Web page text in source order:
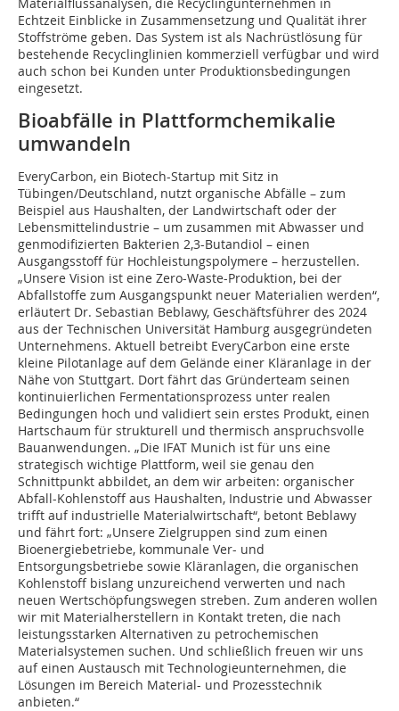
Echtzeit Einblicke in Zusammensetzung und Qualität ihrer
Stoffströme geben. Das System ist als Nachrüstlösung für
bestehende Recyclinglinien kommerziell verfügbar und wird
auch schon bei Kunden unter Produktionsbedingungen
eingesetzt.
Bioabfälle in Plattformchemikalie
umwandeln
EveryCarbon, ein Biotech-Startup mit Sitz in
Tübingen/Deutschland, nutzt organische Abfälle – zum
Beispiel aus Haushalten, der Landwirtschaft oder der
Lebensmittelindustrie – um zusammen mit Abwasser und
genmodifizierten Bakterien 2,3-Butandiol – einen
Ausgangsstoff für Hochleistungspolymere – herzustellen.
„Unsere Vision ist eine Zero-Waste-Produktion, bei der
Abfallstoffe zum Ausgangspunkt neuer Materialien werden“,
erläutert Dr. Sebastian Beblawy, Geschäftsführer des 2024
aus der Technischen Universität Hamburg ausgegründeten
Unternehmens. Aktuell betreibt EveryCarbon eine erste
kleine Pilotanlage auf dem Gelände einer Kläranlage in der
Nähe von Stuttgart. Dort fährt das Gründerteam seinen
kontinuierlichen Fermentationsprozess unter realen
Bedingungen hoch und validiert sein erstes Produkt, einen
Hartschaum für strukturell und thermisch anspruchsvolle
Bauanwendungen. „Die IFAT Munich ist für uns eine
strategisch wichtige Plattform, weil sie genau den
Schnittpunkt abbildet, an dem wir arbeiten: organischer
Abfall-Kohlenstoff aus Haushalten, Industrie und Abwasser
trifft auf industrielle Materialwirtschaft“, betont Beblawy
und fährt fort: „Unsere Zielgruppen sind zum einen
Bioenergiebetriebe, kommunale Ver- und
Entsorgungsbetriebe sowie Kläranlagen, die organischen
Kohlenstoff bislang unzureichend verwerten und nach
neuen Wertschöpfungswegen streben. Zum anderen wollen
wir mit Materialherstellern in Kontakt treten, die nach
leistungsstarken Alternativen zu petrochemischen
Materialsystemen suchen. Und schließlich freuen wir uns
auf einen Austausch mit Technologieunternehmen, die
Lösungen im Bereich Material- und Prozesstechnik
anbieten.“